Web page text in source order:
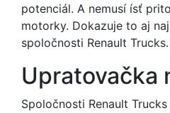
potenciál. A nemusí ísť
motorky. Dokazuje to aj
spoločnosti Renault Trucks.
Upratovačka
Spoločnosti Renault